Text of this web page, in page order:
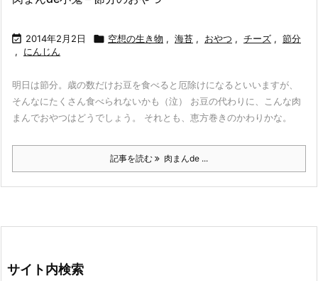
 2014年2月2日  空想の生き物 , 海苔 , おやつ , チーズ , 節分
,
にんじん
明日は節分。歳の数だけお豆を食べると厄除けになるといいますが、
そんなにたくさん食べられないかも（泣） お豆の代わりに、こんな肉
まんでおやつはどうでしょう。 それとも、恵方巻きのかわりかな。
記事を読む 肉まんde ...
サイト内検索